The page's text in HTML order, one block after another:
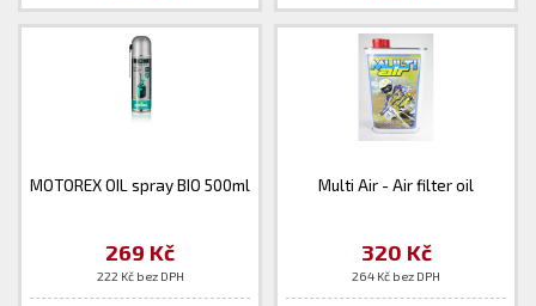
MOTOREX OIL spray BIO 500ml
269 Kč
222 Kč bez DPH
Multi Air - Air filter oil
320 Kč
264 Kč bez DPH